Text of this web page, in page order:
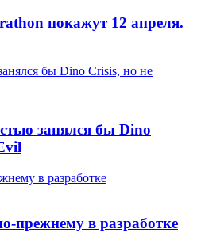
покажут 12 апреля.
бы Dino Crisis, но не
занялся бы Dino
в разработке
прежнему в разработке